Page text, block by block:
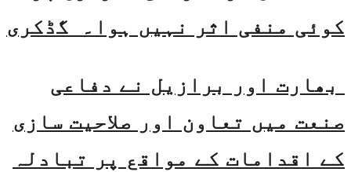
کوئی منفی اثر نہیں ہوا۔ گڈکری
بھارت اور برازیل نے دفاعی
صنعت میں تعاون اور صلاحیت سازی
کے اقدامات کے مواقع پر تبادلہ